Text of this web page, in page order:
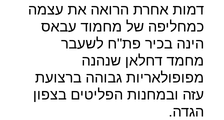
דמות אחרת הרואה את עצמה
כמחליפה של מחמוד עבאס
הינה בכיר פת"ח לשעבר
מחמד דחלאן שנהנה
מפופולאריות גבוהה ברצועת
עזה ובמחנות הפליטים בצפון
הגדה.